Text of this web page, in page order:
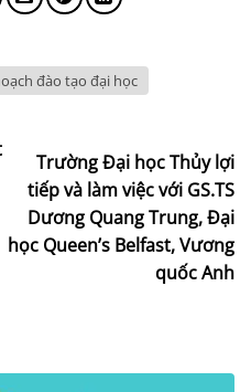
đào tạo đại học
Trường Đại học Thủy lợi
tiếp và làm việc với GS.TS
Dương Quang Trung, Đại
học Queen’s Belfast, Vương
quốc Anh